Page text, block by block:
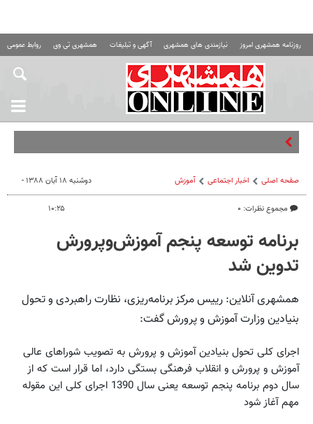
روزنامه همشهری امروز نیازمندی های همشهری آگهی و تبلیغات همشهری تی وی روابط عمومی
صفحه اصلی اخبار اجتماعی آموزش
مجموع نظرات: ۰
دوشنبه ۱۸ آبان ۱۳۸۸ -
۱۰:۲۵
برنامه توسعه پنجم آموزش‌وپرورش
تدوین شد
همشهری آنلاین: رییس مرکز برنامه‌ریزی، نظارت راهبردی و تحول
بنیادین وزارت آموزش و پرورش گفت:
اجرای کلی تحول بنیادین آموزش و پرورش به تصویب شوراهای عالی
آموزش و پرورش و انقلاب فرهنگی بستگی دارد، اما قرار است که از
سال دوم برنامه پنجم توسعه یعنی سال 1390 اجرای کلی این مقوله
مهم آغاز شود